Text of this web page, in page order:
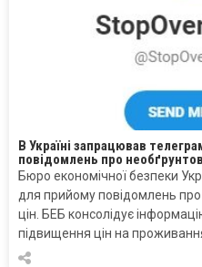
В Україні запрацював
повідомлень про
Бюро економічної безпеки
для прийому повідомлень
цін. БЕБ консолідує
підвищення цін на